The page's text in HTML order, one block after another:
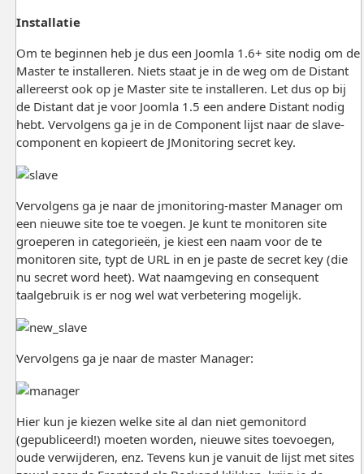
Installatie
Om te beginnen heb je dus een Joomla 1.6+ site nodig om de
Master te installeren. Niets staat je in de weg om de Distant
allereerst ook op je Master site te installeren. Let dus op bij
de Distant dat je voor Joomla 1.5 een andere Distant nodig
hebt. Vervolgens ga je in de Component lijst naar de slave-
component en kopieert de JMonitoring secret key.
Vervolgens ga je naar de jmonitoring-master Manager om
een nieuwe site toe te voegen. Je kunt te monitoren site
groeperen in categorieën, je kiest een naam voor de te
monitoren site, typt de URL in en je paste de secret key (die
nu secret word heet). Wat naamgeving en consequent
taalgebruik is er nog wel wat verbetering mogelijk.
Vervolgens ga je naar de master Manager:
Hier kun je kiezen welke site al dan niet gemonitord
(gepubliceerd!) moeten worden, nieuwe sites toevoegen,
oude verwijderen, enz. Tevens kun je vanuit de lijst met sites